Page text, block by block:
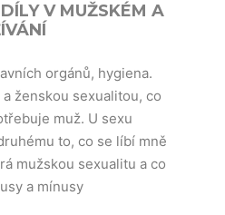
V MUŽSKÉM A
orgánů, hygiena.
ženskou sexualitou, co
muž. U sexu
to, co se líbí mně
mužskou sexualitu a co
a mínusy